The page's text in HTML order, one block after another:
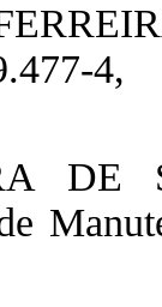
4,
DE